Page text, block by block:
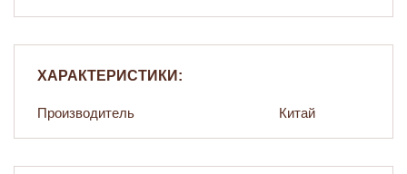
ХАРАКТЕРИСТИКИ:
Производитель Китай